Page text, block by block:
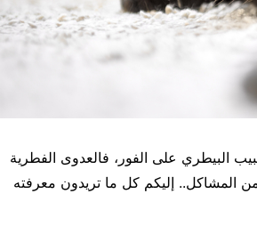
البيطري على الفور، فالعدوى الفطرية
المشاكل.. إليكم كل ما تريدون معرفته